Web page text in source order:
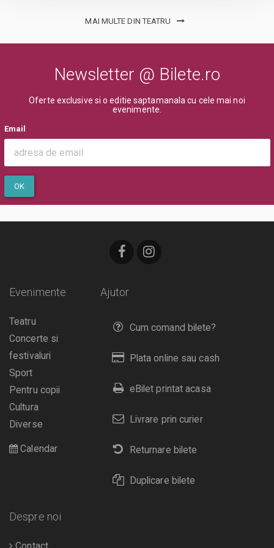
MAI MULTE DIN TEATRU
Newsletter @ Bilete.ro
Oferte exclusive si o editie saptamanala cu cele mai noi
evenimente.
Email
OK
Ajutor
Cum comand bilete?
Plata online sau cash
eBilet printat acasa
Livrare prin curier
Returnare bilete
Duplicare bilete
Evenimente
Teatru
Concerte si
festivaluri
Sport
Pentru copii
Cultura
Diverse
Calendar
Despre noi